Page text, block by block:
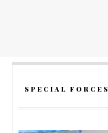
SPECIAL FORCES